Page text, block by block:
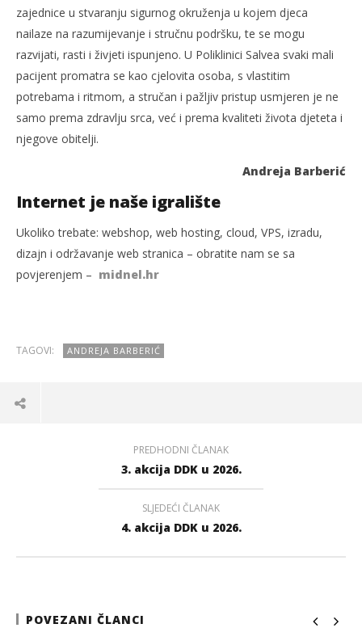
zajednice u stvaranju sigurnog okruženja u kojem djeca
nailaze na razumijevanje i stručnu podršku, te se mogu
razvijati, rasti i živjeti ispunjeno. U Poliklinici Salvea svaki mali
pacijent promatra se kao cjelovita osoba, s vlastitim
potrebama i ritmom, a stručan i pažljiv pristup usmjeren je ne
samo prema zdravlju srca, već i prema kvaliteti života djeteta i
njegove obitelji.
Andreja Barberić
Internet je naše igralište
Ukoliko trebate: webshop, web hosting, cloud, VPS, izradu,
dizajn i održavanje web stranica – obratite nam se sa
povjerenjem – midnel.hr
TAGOVI: ANDREJA BARBERIĆ
PREDHODNI ČLANAK
3. akcija DDK u 2026.
SLJEDEĆI ČLANAK
4. akcija DDK u 2026.
POVEZANI ČLANCI